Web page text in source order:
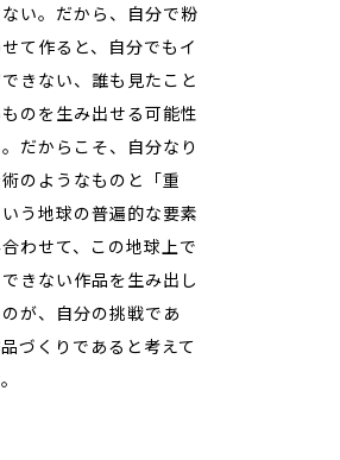
い。だから、自分で粉
て作ると、自分でもイ
きない、誰も見たこと
のを生み出せる可能性
だからこそ、自分なり
のようなものと「重
う地球の普遍的な要素
わせて、この地球上で
きない作品を生み出し
が、自分の挑戦であ
づくりであると考えて